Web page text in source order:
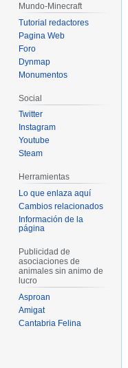
Mundo-Minecraft
Tutorial redactores
Pagina Web
Foro
Dynmap
Monumentos
Social
Twitter
Instagram
Youtube
Steam
Herramientas
Lo que enlaza aquí
Cambios relacionados
Información de la
página
Publicidad de
asociaciones de
animales sin animo de
lucro
Asproan
Amigat
Cantabria Felina